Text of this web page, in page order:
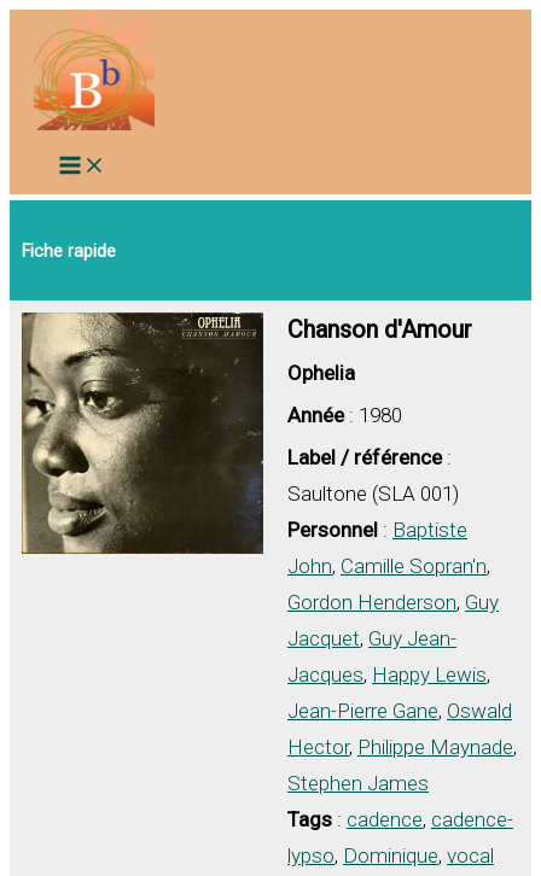
contenu
Fiche rapide
Chanson d'Amour
Ophelia
Année: 1980
Label / référence:
Saultone (SLA 001)
Personnel : Baptiste
John, Camille Sopran'n,
Gordon Henderson, Guy
Jacquet, Guy Jean-
Jacques, Happy Lewis,
Jean-Pierre Gane, Oswald
Hector, Philippe Maynade,
Stephen James
Tags : cadence, cadence-
lypso, Dominique, vocal